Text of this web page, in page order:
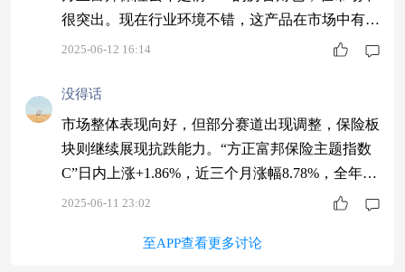
很突出。现在行业环境不错，这产品在市场中有一
定的竞争力，未来值得期待，可以多留意。
2025-06-12 16:14
没得话
市场整体表现向好，但部分赛道出现调整，保险板
块则继续展现抗跌能力。“方正富邦保险主题指数
C”日内上涨+1.86%，近三个月涨幅8.78%，全年涨
幅突破34.5%。随着国企改革深化，国有保险公司
2025-06-11 23:02
至APP查看更多讨论